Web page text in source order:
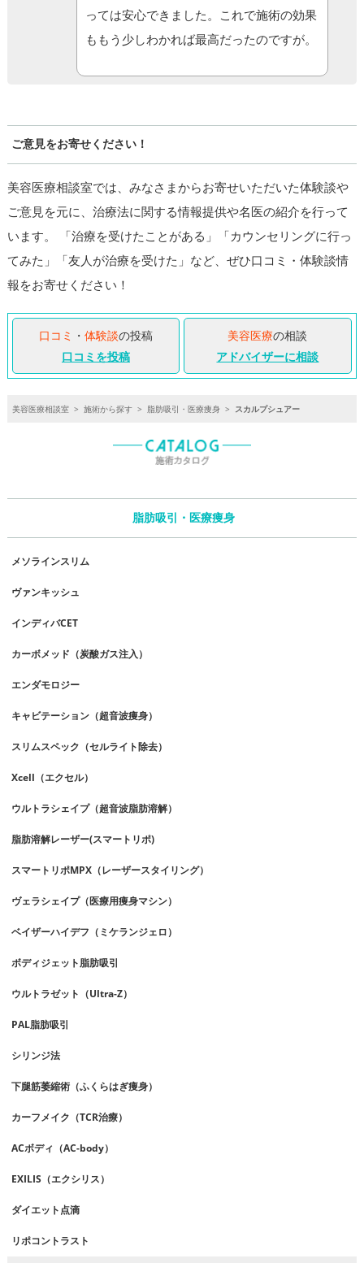
っては安心できました。これで施術の効果
ももう少しわかれば最高だったのですが。
ご意見をお寄せください！
美容医療相談室では、みなさまからお寄せいただいた体験談や
ご意見を元に、治療法に関する情報提供や名医の紹介を行って
います。 「治療を受けたことがある」「カウンセリングに行っ
てみた」「友人が治療を受けた」など、ぜひ口コミ・体験談情
報をお寄せください！
口コミ ・ 体験談の投稿
口コミを投稿
美容医療の相談
アドバイザーに相談
美容医療相談室 > 施術から探す > 脂肪吸引・医療痩身 > スカルプシュアー
脂肪吸引・医療痩身
メソラインスリム
ヴァンキッシュ
インディバCET
カーボメッド（炭酸ガス注入）
エンダモロジー
キャビテーション（超音波痩身）
スリムスペック（セルライト除去）
Xcell（エクセル）
ウルトラシェイプ（超音波脂肪溶解）
脂肪溶解レーザー(スマートリポ)
スマートリポMPX（レーザースタイリング）
ヴェラシェイプ（医療用痩身マシン）
ベイザーハイデフ（ミケランジェロ）
ボディジェット脂肪吸引
ウルトラゼット（Ultra-Z）
PAL脂肪吸引
シリンジ法
下腿筋萎縮術（ふくらはぎ痩身）
カーフメイク（TCR治療）
ACボディ（AC-body）
EXILIS（エクシリス）
ダイエット点滴
リポコントラスト